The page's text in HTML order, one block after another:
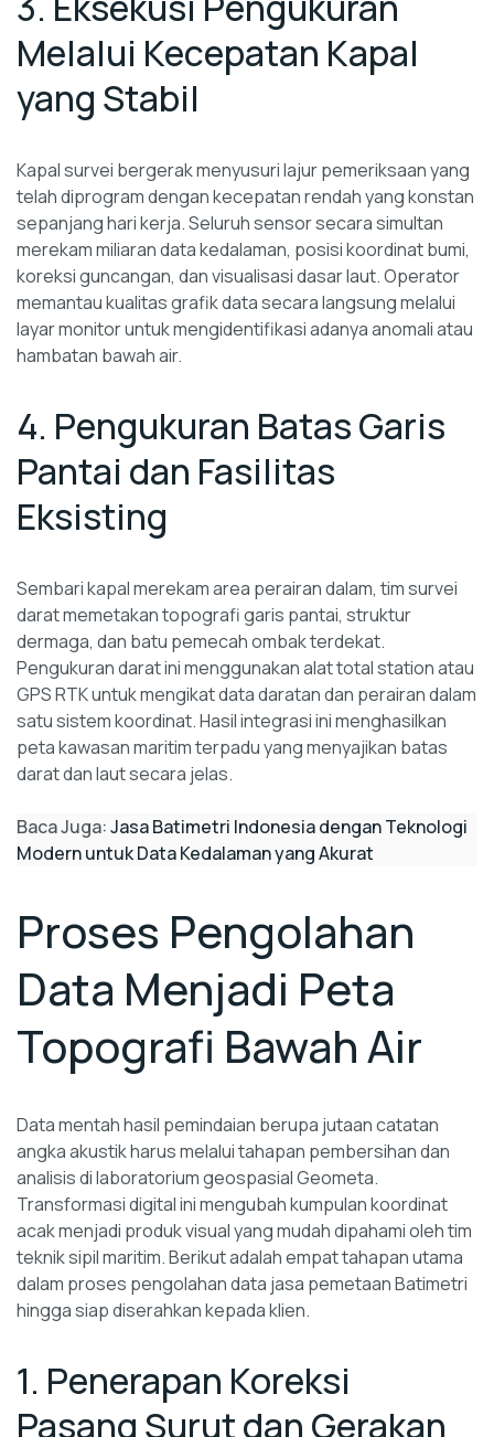
Melalui Kecepatan Kapal
yang Stabil
Kapal survei bergerak menyusuri lajur pemeriksaan yang
telah diprogram dengan kecepatan rendah yang konstan
sepanjang hari kerja. Seluruh sensor secara simultan
merekam miliaran data kedalaman, posisi koordinat bumi,
koreksi guncangan, dan visualisasi dasar laut. Operator
memantau kualitas grafik data secara langsung melalui
layar monitor untuk mengidentifikasi adanya anomali atau
hambatan bawah air.
4. Pengukuran Batas Garis
Pantai dan Fasilitas
Eksisting
Sembari kapal merekam area perairan dalam, tim survei
darat memetakan topografi garis pantai, struktur
dermaga, dan batu pemecah ombak terdekat.
Pengukuran darat ini menggunakan alat total station atau
GPS RTK untuk mengikat data daratan dan perairan dalam
satu sistem koordinat. Hasil integrasi ini menghasilkan
peta kawasan maritim terpadu yang menyajikan batas
darat dan laut secara jelas.
Baca Juga:Jasa Batimetri Indonesia dengan Teknologi
Modern untuk Data Kedalaman yang Akurat
Proses Pengolahan
Data Menjadi Peta
Topografi Bawah Air
Data mentah hasil pemindaian berupa jutaan catatan
angka akustik harus melalui tahapan pembersihan dan
analisis di laboratorium geospasial Geometa.
Transformasi digital ini mengubah kumpulan koordinat
acak menjadi produk visual yang mudah dipahami oleh tim
teknik sipil maritim. Berikut adalah empat tahapan utama
dalam proses pengolahan data jasa pemetaan Batimetri
hingga siap diserahkan kepada klien.
1. Penerapan Koreksi
Pasang Surut dan Gerakan